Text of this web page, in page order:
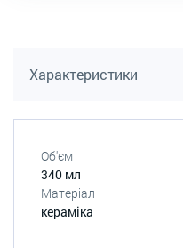
Характеристики
Об'єм
340 мл
Матеріал
кераміка